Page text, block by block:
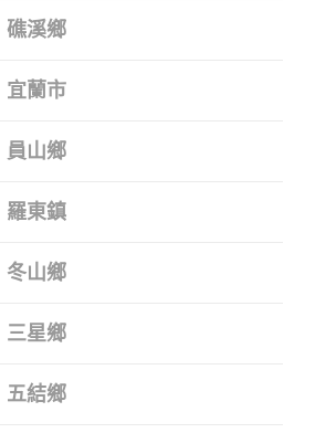
礁溪鄉
宜蘭市
員山鄉
羅東鎮
冬山鄉
三星鄉
五結鄉